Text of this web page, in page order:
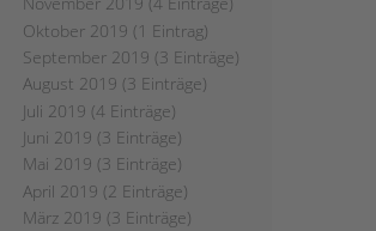
Oktober 2019 (1 Eintrag)
September 2019 (3 Einträge)
August 2019 (3 Einträge)
Juli 2019 (4 Einträge)
Juni 2019 (3 Einträge)
Mai 2019 (3 Einträge)
April 2019 (2 Einträge)
März 2019 (3 Einträge)